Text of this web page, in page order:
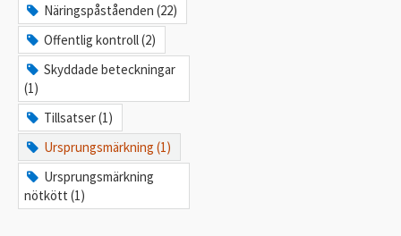
Näringspåståenden (22)
Offentlig kontroll (2)
Skyddade beteckningar
(1)
Tillsatser (1)
Ursprungsmärkning (1)
Ursprungsmärkning
nötkött (1)